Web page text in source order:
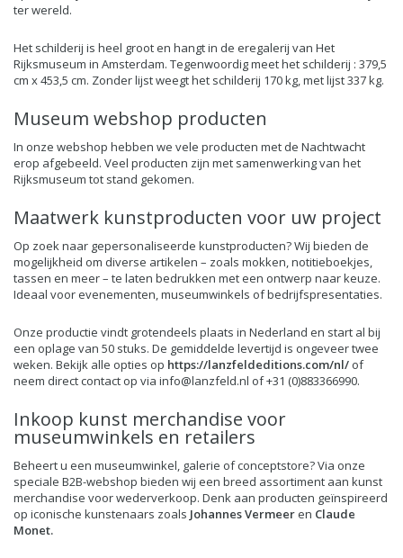
ter wereld.
Het schilderij is heel groot en hangt in de eregalerij van Het
Rijksmuseum in Amsterdam. Tegenwoordig meet het schilderij : 379,5
cm x 453,5 cm. Zonder lijst weegt het schilderij 170 kg, met lijst 337 kg.
Museum webshop producten
In onze webshop hebben we vele producten met de Nachtwacht
erop afgebeeld. Veel producten zijn met samenwerking van het
Rijksmuseum tot stand gekomen.
Maatwerk kunstproducten voor uw project
Op zoek naar gepersonaliseerde kunstproducten? Wij bieden de
mogelijkheid om diverse artikelen – zoals mokken, notitieboekjes,
tassen en meer – te laten bedrukken met een ontwerp naar keuze.
Ideaal voor evenementen, museumwinkels of bedrijfspresentaties.
Onze productie vindt grotendeels plaats in Nederland en start al bij
een oplage van 50 stuks. De gemiddelde levertijd is ongeveer twee
weken. Bekijk alle opties op https://lanzfeldeditions.com/nl/ of
neem direct contact op via info@lanzfeld.nl of +31 (0)883366990.
Inkoop kunst merchandise voor
museumwinkels en retailers
Beheert u een museumwinkel, galerie of conceptstore? Via onze
speciale B2B-webshop bieden wij een breed assortiment aan kunst
merchandise voor wederverkoop. Denk aan producten geïnspireerd
op iconische kunstenaars zoals Johannes Vermeer en Claude
Monet.